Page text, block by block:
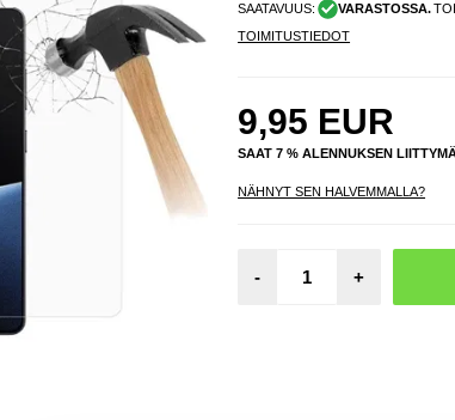
SAATAVUUS:
VARASTOSSA.
TOIMITUSTIEDOT
9,95 EUR
SAAT 7 % ALENNUKSEN
NÄHNYT SEN HALVEMMALLA?
- +